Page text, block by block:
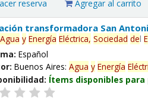
reserva Agregar al carrito
transformadora San
Agua y Energía Eléctrica, Sociedad del
Español
Buenos Aires:Agua y Energía
Ítems disponibles